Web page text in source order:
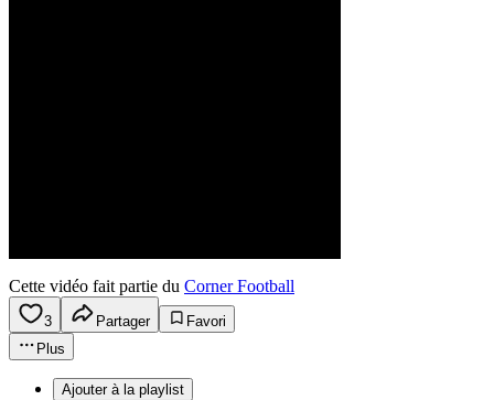
Cette vidéo fait partie du Corner Football
3 Partager
Favori
Plus
Ajouter à la playlist